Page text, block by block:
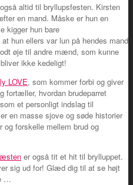
altid til bryllupsfesten. Kirsten
en mand. Måske er hun en
kigger hun bare
hun ellers var lun på hendes mand
øje til andre mænd, som kunne
ikke kedeligt!
LOVE, som kommer forbi og giver
fortæller, hvordan brudeparret
et personligt indslag til
en masse sjove og søde historier
og forskelle mellem brud og
er også tit et hit til brylluppet.
sig ud for! Glæd dig til at se højt
…